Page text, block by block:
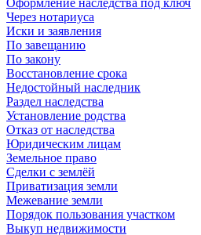
Оформление наследства под ключ
Через нотариуса
Иски и заявления
По завещанию
По закону
Восстановление срока
Недостойный наследник
Раздел наследства
Установление родства
Отказ от наследства
Юридическим лицам
Земельное право
Сделки с землёй
Приватизация земли
Межевание земли
Порядок пользования участком
Выкуп недвижимости